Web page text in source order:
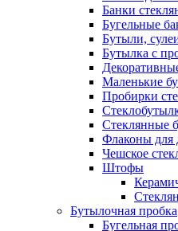
Банки
Бугельные
Бутыли,
Бутылка с
Маленькие
Пробирки
Стеклянные
Флаконы для
Чешское
Штофы
Бутылочная пробка
Бугельная